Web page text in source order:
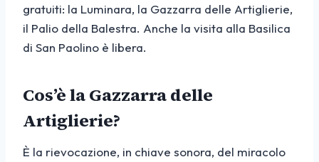
gratuiti: la Luminara, la Gazzarra delle Artiglierie,
il Palio della Balestra. Anche la visita alla Basilica
di San Paolino è libera.
Cos’è la Gazzarra delle
Artiglierie?
È la rievocazione, in chiave sonora, del miracolo